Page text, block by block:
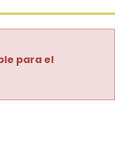
para el